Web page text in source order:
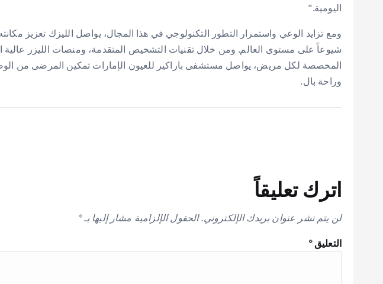
اليومية.”
ومع تزايد الوعي واستمرار التطور التكنولوجي في هذا المجال، يواصل الليزك تعزيز مكانته
شيوعاً على مستوى العالم. ومن خلال تقنيات التشخيص المتقدمة، ومنصات الليزر عالية
المخصصة لكل مريض، يواصل مستشفى باراكير للعيون الإمارات تمكين المرضى من
وراحة بال.
اترك تعليقاً
لن يتم نشر عنوان بريدك الإلكتروني. الحقول الإلزامية مشار إليها بـ*
التعليق*